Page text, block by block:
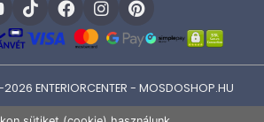
ENTERIORCENTER - MOSDOSHOP.HU